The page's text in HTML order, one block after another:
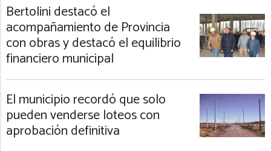
Bertolini destacó el
acompañamiento de Provincia
con obras y destacó el equilibrio
financiero municipal
El municipio recordó que solo
pueden venderse loteos con
aprobación definitiva